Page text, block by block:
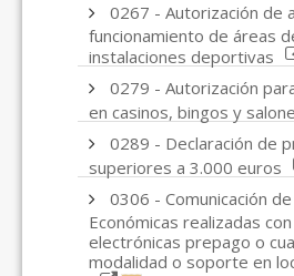
0267 - Autorización de
funcionamiento de áreas
instalaciones deportivas
0279 - Autorización
en casinos, bingos y
0289 - Declaración de
superiores a 3.000 euros
0306 - Comunicación
Económicas realizadas
electrónicas prepago o
modalidad o soporte en